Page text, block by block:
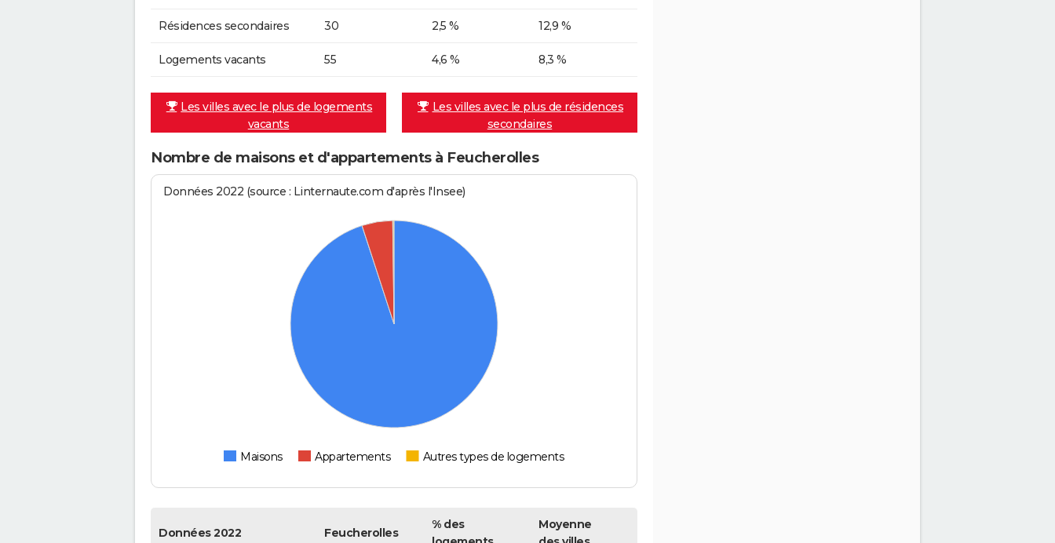
Résidences secondaires 30 2,5 % 12,9 %
Logements vacants 55 4,6 % 8,3 %
Les villes avec le plus de logements
vacants
Les villes avec le plus de résidences
secondaires
Nombre de maisons et d'appartements à Feucherolles
Données 2022 (source : Linternaute.com d'après l'Insee)
Maisons Appartements Autres types de logements
Données 2022 Feucherolles
% des
Moyenne